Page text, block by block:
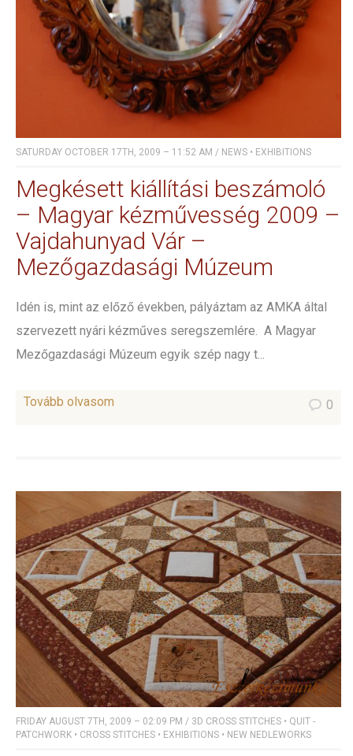
SATURDAY OCTOBER 17TH, 2009 – 11:52 AM / NEWS • EXHIBITIONS
Megkésett kiállítási beszámoló
– Magyar kézművesség 2009 –
Vajdahunyad Vár –
Mezőgazdasági Múzeum
Idén is, mint az előző években, pályáztam az AMKA által
szervezett nyári kézműves seregszemlére. A Magyar
Mezőgazdasági Múzeum egyik szép nagy t...
Tovább olvasom 0
FRIDAY AUGUST 7TH, 2009 – 02:09 PM / 3D CROSS STITCHES • QUIT -
PATCHWORK • CROSS STITCHES • EXHIBITIONS • NEW NEDLEWORKS